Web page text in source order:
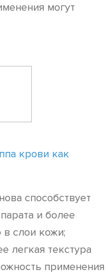
могут
крови как
способствует
и более
слои кожи;
легкая текстура
применения